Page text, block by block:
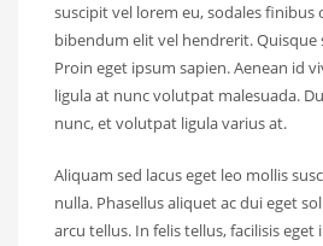
suscipit vel lorem eu, sodales finibus
bibendum elit vel hendrerit. Quisque
Proin eget ipsum sapien. Aenean id
ligula at nunc volutpat malesuada.
nunc, et volutpat ligula varius at.
Aliquam sed lacus eget leo mollis
nulla. Phasellus aliquet ac dui eget
arcu tellus. In felis tellus, facilisis